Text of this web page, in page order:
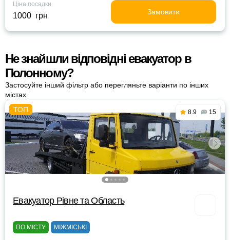
Ціна посадки
1000 грн Замовити
Не знайшли відповідні евакуатор в
Полонному?
Застосуйте інший фільтр або перегляньте варіанти по інших
містах
8.9 15
Евакуатор Рівне та Область
ПО МІСТУ МІЖМІСЬКІ